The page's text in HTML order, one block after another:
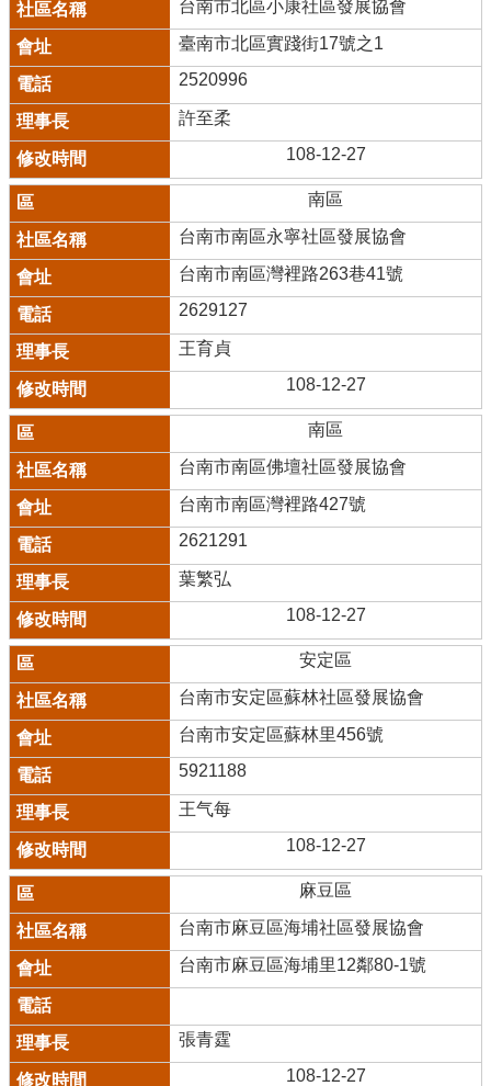
台南市北區小康社區發展協會
臺南市北區實踐街17號之1
2520996
許至柔
108-12-27
南區
台南市南區永寧社區發展協會
台南市南區灣裡路263巷41號
2629127
王育貞
108-12-27
南區
台南市南區佛壇社區發展協會
台南市南區灣裡路427號
2621291
葉繁弘
108-12-27
安定區
台南市安定區蘇林社區發展協會
台南市安定區蘇林里456號
5921188
王气每
108-12-27
麻豆區
台南市麻豆區海埔社區發展協會
台南市麻豆區海埔里12鄰80-1號
張青霆
108-12-27